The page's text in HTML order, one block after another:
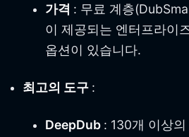
가격 : 무료 계층
이 제공되는 엔터프라이
옵션이 있습니다.
최고의 도구 :
DeepDub : 130개 이상